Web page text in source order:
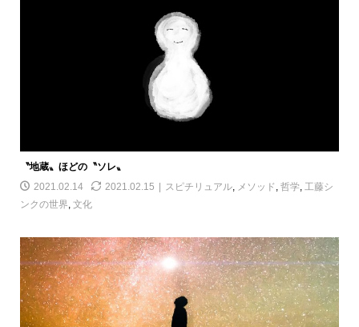
〝地蔵〟ほどの〝ソレ〟
2021.02.14
2021.02.15 スピチリュアル, メソッド , 哲学, 工藤シ
ンクの世界, 文化